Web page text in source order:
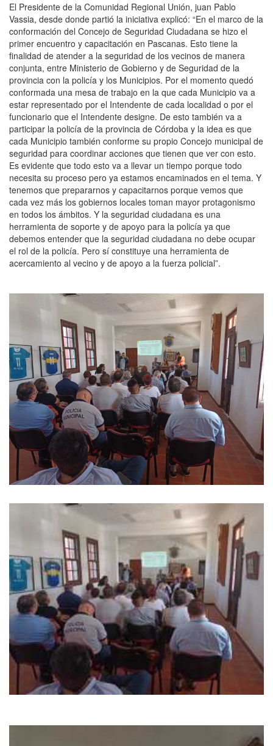
El Presidente de la Comunidad Regional Unión, juan Pablo
Vassia, desde donde partió la iniciativa explicó: “En el marco de la
conformación del Concejo de Seguridad Ciudadana se hizo el
primer encuentro y capacitación en Pascanas. Esto tiene la
finalidad de atender a la seguridad de los vecinos de manera
conjunta, entre Ministerio de Gobierno y de Seguridad de la
provincia con la policía y los Municipios. Por el momento quedó
conformada una mesa de trabajo en la que cada Municipio va a
estar representado por el Intendente de cada localidad o por el
funcionario que el Intendente designe. De esto también va a
participar la policía de la provincia de Córdoba y la idea es que
cada Municipio también conforme su propio Concejo municipal de
seguridad para coordinar acciones que tienen que ver con esto.
Es evidente que todo esto va a llevar un tiempo porque todo
necesita su proceso pero ya estamos encaminados en el tema. Y
tenemos que prepararnos y capacitarnos porque vemos que
cada vez más los gobiernos locales toman mayor protagonismo
en todos los ámbitos. Y la seguridad ciudadana es una
herramienta de soporte y de apoyo para la policía ya que
debemos entender que la seguridad ciudadana no debe ocupar
el rol de la policía. Pero sí constituye una herramienta de
acercamiento al vecino y de apoyo a la fuerza policial”.